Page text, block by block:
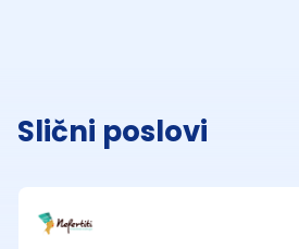
Slični poslovi